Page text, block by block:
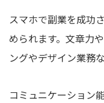
スマホで副業を成功
められます。文章力
ングやデザイン業務
コミュニケーション